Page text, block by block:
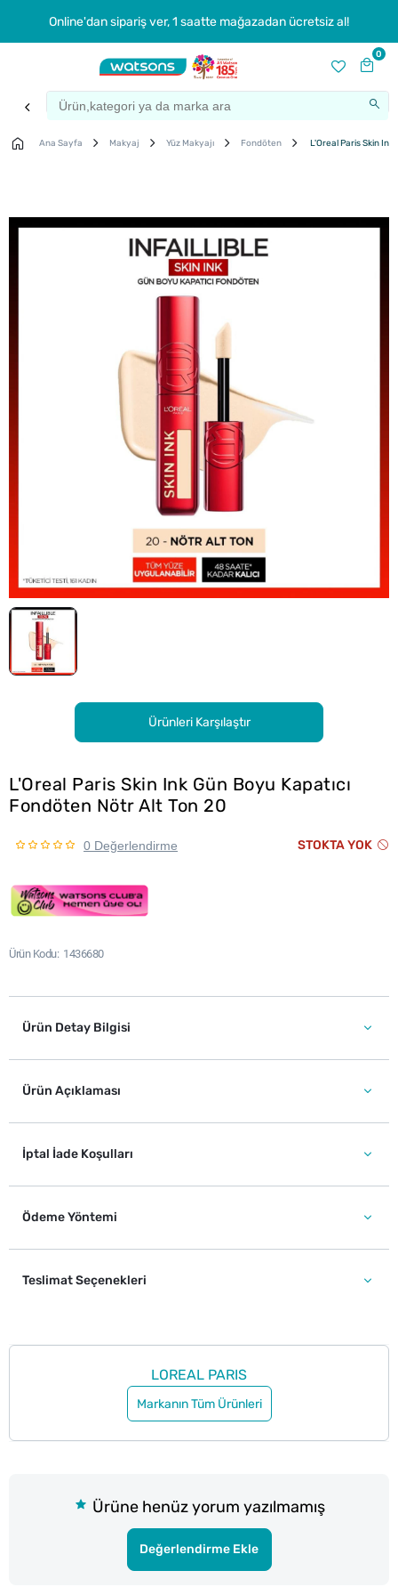
Online'dan sipariş ver, 1 saatte mağazadan ücretsiz al!
0
Ana Sayfa Makyaj Yüz Makyajı Fondöten L'Oreal Paris Skin
Ürünleri Karşılaştır
L'Oreal Paris Skin Ink Gün Boyu Kapatıcı
Fondöten Nötr Alt Ton 20
0 Değerlendirme STOKTA YOK
Ürün Kodu 1436680
Ürün Detay Bilgisi
Ürün Açıklaması
İptal İade Koşulları
Ödeme Yöntemi
Teslimat Seçenekleri
LOREAL PARIS
Markanın Tüm Ürünleri
Ürüne henüz yorum yazılmamış
Değerlendirme Ekle